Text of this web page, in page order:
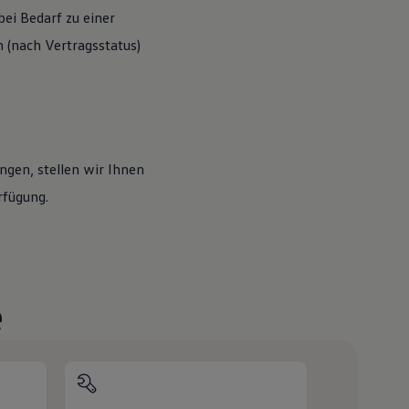
Bedarf zu einer
Vertragsstatus)
stellen wir Ihnen